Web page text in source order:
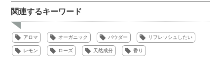
関連するキーワード
アロマ オーガニック パウダー リフレッシュしたい
レモン ローズ 天然成分 香り